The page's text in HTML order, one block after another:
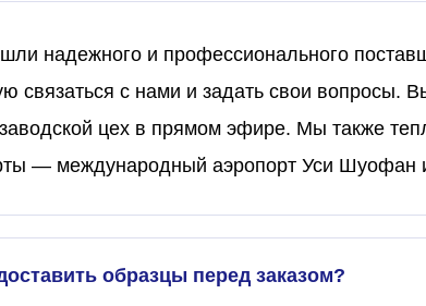
надежного и профессионального
связаться с нами и задать свои вопросы.
цех в прямом эфире. Мы также
— международный аэропорт Уси Шуофан
образцы перед заказом?